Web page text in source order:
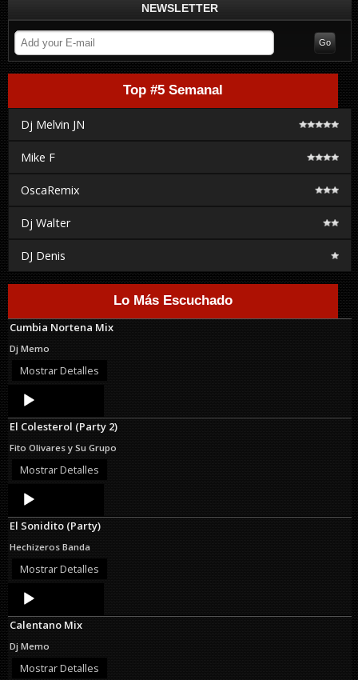
NEWSLETTER
Top #5 Semanal
Dj Melvin JN
Mike F
OscaRemix
Dj Walter
DJ Denis
Lo Más Escuchado
Cumbia Nortena Mix
Dj Memo
Mostrar Detalles
Audio
Player
El Colesterol (Party 2)
Fito Olivares y Su Grupo
Mostrar Detalles
Audio
Player
El Sonidito (Party)
Hechizeros Banda
Mostrar Detalles
Audio
Player
Calentano Mix
Dj Memo
Mostrar Detalles